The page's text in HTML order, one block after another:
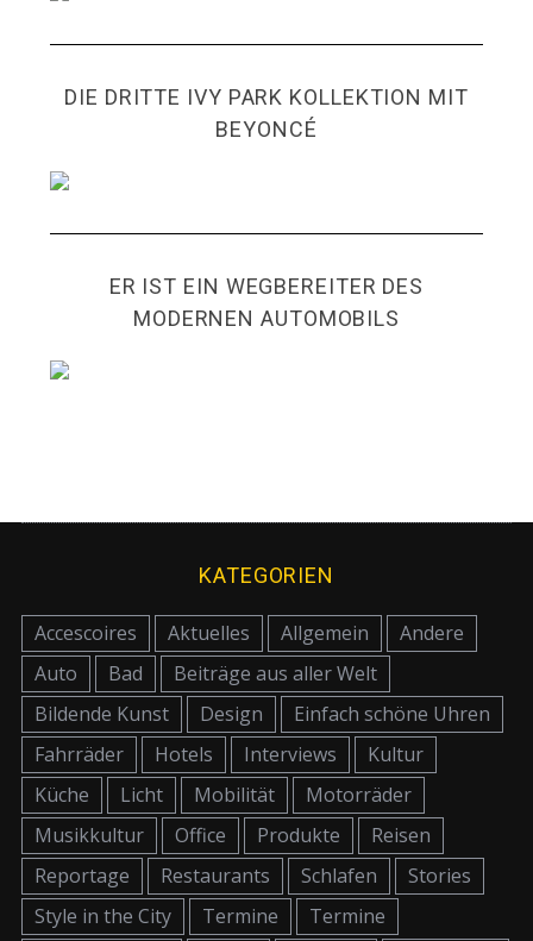
DIE DRITTE IVY PARK KOLLEKTION MIT
BEYONCÉ
ER IST EIN WEGBEREITER DES
MODERNEN AUTOMOBILS
KATEGORIEN
Accescoires Aktuelles Allgemein
Andere
Auto
Bad
Beiträge aus aller Welt
Bildende Kunst
Design
Einfach schöne Uhren
Fahrräder
Hotels Interviews
Kultur
Küche
Licht Mobilität
Motorräder
Musikkultur
Office Produkte
Reisen
Reportage
Restaurants Schlafen
Stories
Style in the City
Termine Termine